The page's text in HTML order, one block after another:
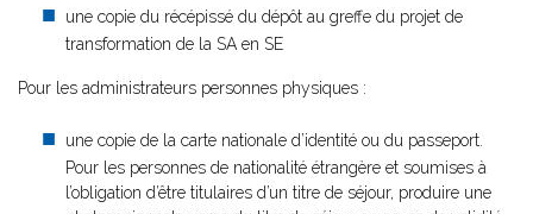
une copie du récépissé du dépôt au greffe du projet de
transformation de la SA en SE
Pour les administrateurs personnes physiques :
une copie de la carte nationale d’identité ou du passeport.
Pour les personnes de nationalité étrangère et soumises à
l’obligation d’être titulaires d’un titre de séjour, produire une